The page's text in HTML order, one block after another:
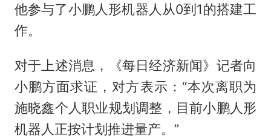
他参与了小鹏人形机器人从0到1的搭建工
作。
对于上述消息，《每日经济新闻》记者向
小鹏方面求证，对方表示：“本次离职为
施晓鑫个人职业规划调整，目前小鹏人形
机器人正按计划推进量产。”